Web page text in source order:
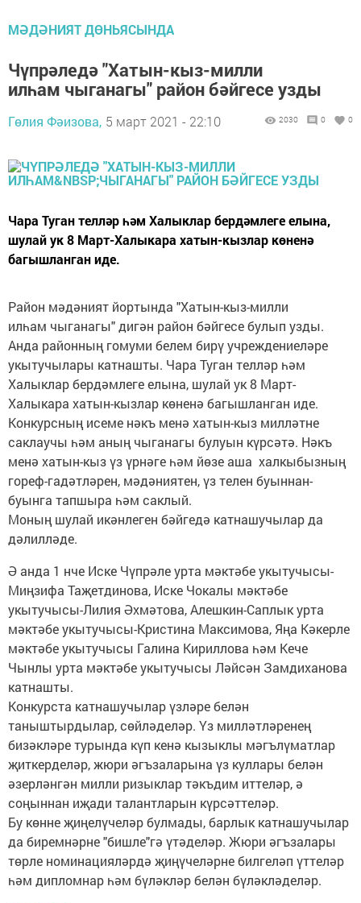
МӘДӘНИЯТ ДӨНЬЯСЫНДА
Чүпрәледә "Хатын-кыз-милли
илһам чыганагы" район бәйгесе узды
Гөлия Фәизова, 5 март 2021 - 22:10 2030 0 0
Чара Туган телләр һәм Халыклар бердәмлеге елына,
шулай ук 8 Март-Халыкара хатын-кызлар көненә
багышланган иде.
Район мәдәният йортында "Хатын-кыз-милли
илһам чыганагы" дигән район бәйгесе булып узды.
Анда районның гомуми белем бирү учреждениеләре
укытучылары катнашты. Чара Туган телләр һәм
Халыклар бердәмлеге елына, шулай ук 8 Март-
Халыкара хатын-кызлар көненә багышланган иде.
Конкурсның исеме нәкъ менә хатын-кыз милләтне
саклаучы һәм аның чыганагы булуын күрсәтә. Нәкъ
менә хатын-кыз үз үрнәге һәм йөзе аша халкыбызның
гореф-гадәтләрен, мәдәниятен, үз телен буыннан-
буынга тапшыра һәм саклый.
Моның шулай икәнлеген бәйгедә катнашучылар да
дәлилләде.
Ә анда 1 нче Иске Чүпрәле урта мәктәбе укытучысы-
Миңзифа Таҗетдинова, Иске Чокалы мәктәбе
укытучысы-Лилия Әхмәтова, Алешкин-Саплык урта
мәктәбе укытучысы-Кристина Максимова, Яңа Кәкерле
мәктәбе укытучысы Галина Кириллова һәм Кече
Чынлы урта мәктәбе укытучысы Ләйсән Замдиханова
катнашты.
Конкурста катнашучылар үзләре белән
таныштырдылар, сөйләделәр. Үз милләтләренең
бизәкләре турында күп кенә кызыклы мәгълүматлар
җиткерделәр, жюри әгъзаларына үз куллары белән
әзерләнгән милли ризыклар тәкъдим иттеләр, ә
соңыннан иҗади талантларын күрсәттеләр.
Бу көнне җиңелүчеләр булмады, барлык катнашучылар
да биремнәрне "бишле"гә үтәделәр. Жюри әгъзалары
төрле номинацияләрдә җиңүчеләрне билгеләп үттеләр
һәм дипломнар һәм бүләкләр белән бүләкләделәр.